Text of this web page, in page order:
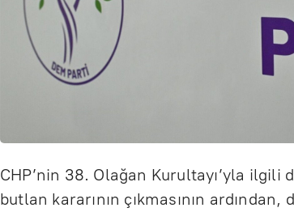
CHP’nin 38. Olağan Kurultayı’yla ilgili
butlan kararının çıkmasının